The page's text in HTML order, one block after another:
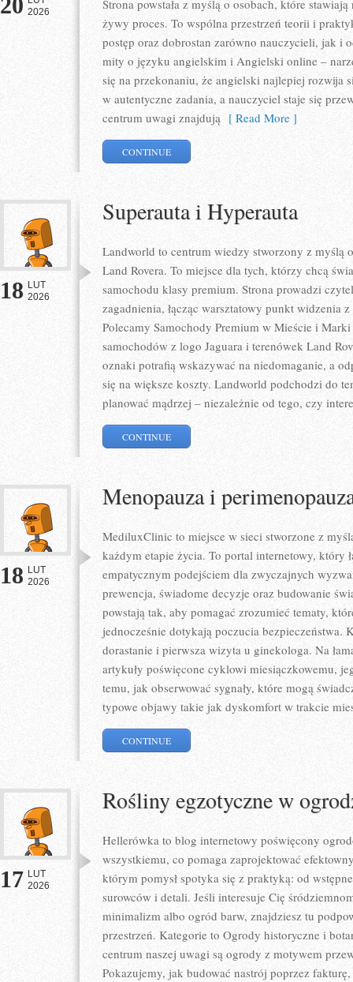
2026
Strona powstała z myślą o osobach, które
żywy proces. To wspólna przestrzeń teorii i
postęp oraz dobrostan zarówno nauczycieli, jak i
mity o języku angielskim i Angielski online –
się na przekonaniu, że angielski najlepiej rozwija
w autentyczne zadania, a nauczyciel staje się
centrum uwagi znajdują [ Read More ]
CONTINUE
18 LUT
2026
Superauta i Hyperauta
Landworld to centrum wiedzy stworzony z myślą
Land Rovera. To miejsce dla tych, którzy chcą
samochodu klasy premium. Strona prowadzi
zagadnienia, łącząc warsztatowy punkt widzenia
Polecamy Samochody Premium w Mieście i
samochodów z logo Jaguara i terenówek Land
oznaki potrafią wskazywać na niedomaganie, a
się na większe koszty. Landworld podchodzi do
planować mądrzej – niezależnie od tego, czy
CONTINUE
18 LUT
2026
Menopauza i
MediluxClinic to miejsce w sieci stworzone z
każdym etapie życia. To portal internetowy, który
empatycznym podejściem dla zwyczajnych
prewencja, świadome decyzje oraz budowanie
powstają tak, aby pomagać zrozumieć tematy,
jednocześnie dotykają poczucia bezpieczeństwa.
dorastanie i pierwsza wizyta u ginekologa. Na
artykuły poświęcone cyklowi miesiączkowemu,
temu, jak obserwować sygnały, które mogą
typowe objawy takie jak dyskomfort w trakcie
CONTINUE
17 LUT
2026
Rośliny egzotyczne w
Hellerówka to blog internetowy poświęcony
wszystkiemu, co pomaga zaprojektować
którym pomysł spotyka się z praktyką: od
surowców i detali. Jeśli interesuje Cię
minimalizm albo ogród barw, znajdziesz tu
przestrzeń. Kategorie to Ogrody historyczne i
centrum naszej uwagi są ogrody z motywem
Pokazujemy, jak budować nastrój poprzez